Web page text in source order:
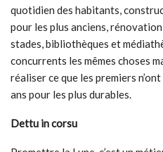
quotidien des habitants,
pour les plus anciens,
stades, bibliothèques et
concurrents les mêmes choses
réaliser ce que les premiers
ans pour les plus durables.
Dettu in corsu